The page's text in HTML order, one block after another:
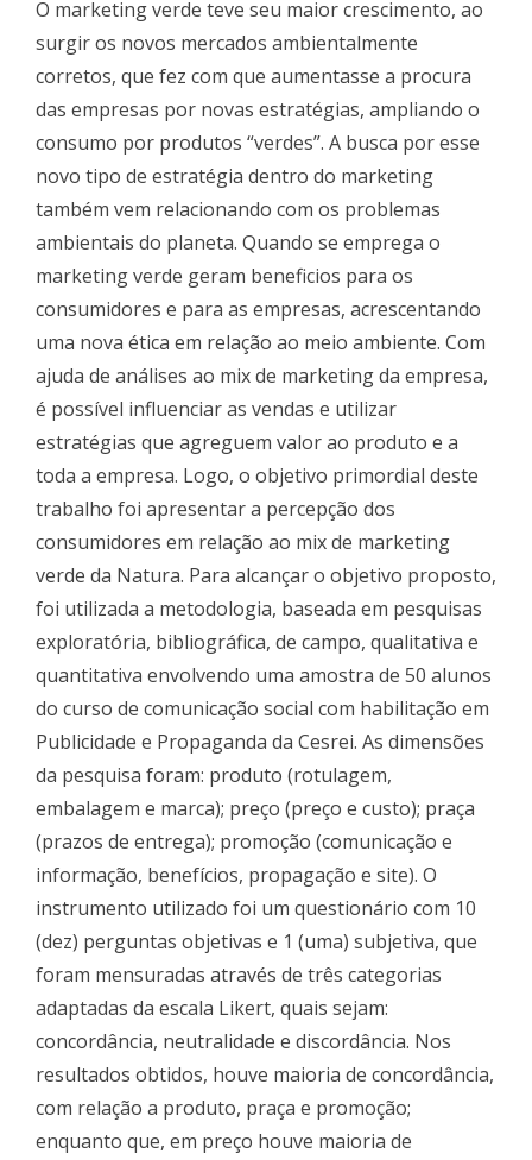
O marketing verde teve seu maior crescimento, ao
surgir os novos mercados ambientalmente
corretos, que fez com que aumentasse a procura
das empresas por novas estratégias, ampliando o
consumo por produtos “verdes”. A busca por esse
novo tipo de estratégia dentro do marketing
também vem relacionando com os problemas
ambientais do planeta. Quando se emprega o
marketing verde geram beneficios para os
consumidores e para as empresas, acrescentando
uma nova ética em relação ao meio ambiente. Com
ajuda de análises ao mix de marketing da empresa,
é possível influenciar as vendas e utilizar
estratégias que agreguem valor ao produto e a
toda a empresa. Logo, o objetivo primordial deste
trabalho foi apresentar a percepção dos
consumidores em relação ao mix de marketing
verde da Natura. Para alcançar o objetivo proposto,
foi utilizada a metodologia, baseada em pesquisas
exploratória, bibliográfica, de campo, qualitativa e
quantitativa envolvendo uma amostra de 50 alunos
do curso de comunicação social com habilitação em
Publicidade e Propaganda da Cesrei. As dimensões
da pesquisa foram: produto (rotulagem,
embalagem e marca); preço (preço e custo); praça
(prazos de entrega); promoção (comunicação e
informação, benefícios, propagação e site). O
instrumento utilizado foi um questionário com 10
(dez) perguntas objetivas e 1 (uma) subjetiva, que
foram mensuradas através de três categorias
adaptadas da escala Likert, quais sejam:
concordância, neutralidade e discordância. Nos
resultados obtidos, houve maioria de concordância,
com relação a produto, praça e promoção;
enquanto que, em preço houve maioria de